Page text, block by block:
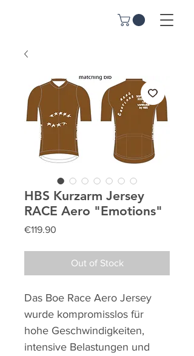
HBS Kurzarm Jersey
RACE Aero "Emotions"
€119.90
Out of Stock
Das Boe Race Aero Jersey
wurde kompromisslos für
hohe Geschwindigkeiten,
intensive Belastungen und